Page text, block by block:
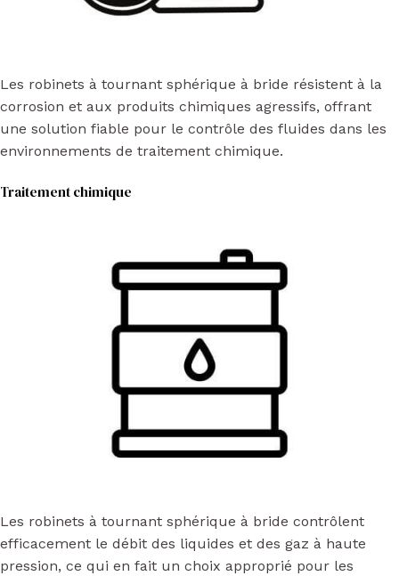
Les robinets à tournant sphérique à bride résistent à la
corrosion et aux produits chimiques agressifs, offrant
une solution fiable pour le contrôle des fluides dans les
environnements de traitement chimique.
Traitement chimique
Les robinets à tournant sphérique à bride contrôlent
efficacement le débit des liquides et des gaz à haute
pression, ce qui en fait un choix approprié pour les